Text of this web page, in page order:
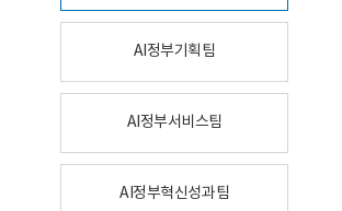
AI정부기획팀
AI정부서비스팀
AI정부혁신성과팀